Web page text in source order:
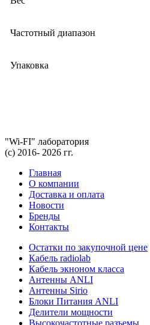
Частотный диапазон
Упаковка
"Wi-FI" лаборатория
(с) 2016- 2026 гг.
Главная
О компании
Доставка и оплата
Новости
Бренды
Контакты
Остатки по закупочной цене
Кабель radiolab
Кабель экноном класса
Антенны ANLI
Антенны Sirio
Блоки Питания ANLI
Делители мощности
Высокочастотные разъемы